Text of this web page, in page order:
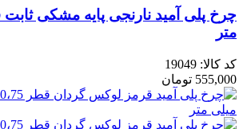
متر
کد کالا: 19049
555,000 تومان